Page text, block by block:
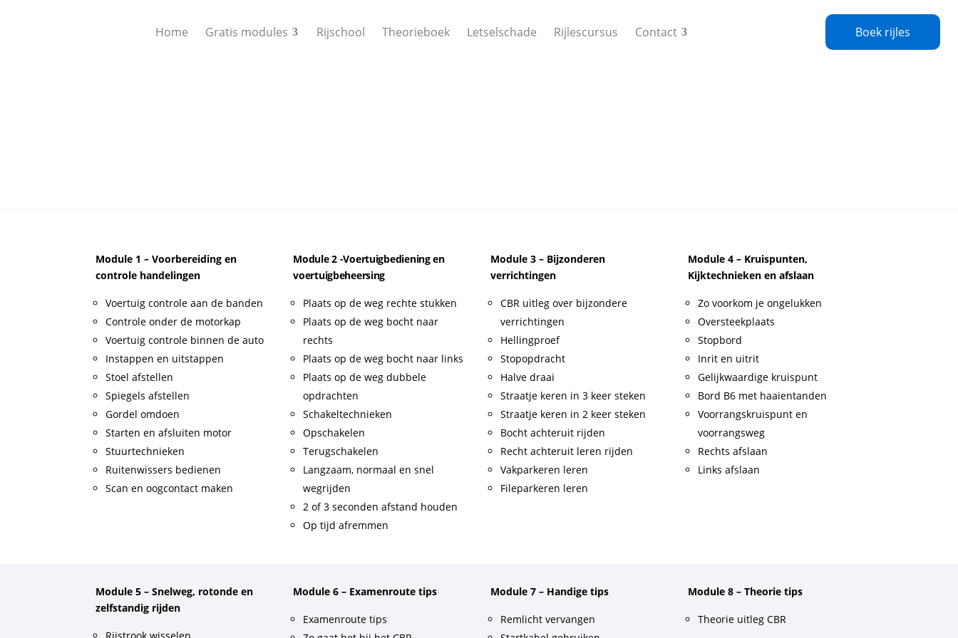
Home Gratis modules Rijschool Theorieboek Letselschade Rijlescursus Contact Boek rijles
Module 1 – Voorbereiding en
controle handelingen
Voertuig controle aan de banden
Controle onder de motorkap
Voertuig controle binnen de auto
Instappen en uitstappen
Stoel afstellen
Spiegels afstellen
Gordel omdoen
Starten en afsluiten motor
Stuurtechnieken
Ruitenwissers bedienen
Scan en oogcontact maken
Module 2 -Voertuigbediening en
voertuigbeheersing
Plaats op de weg rechte stukken
Plaats op de weg bocht naar
rechts
Plaats op de weg bocht naar links
Plaats op de weg dubbele
opdrachten
Schakeltechnieken
Opschakelen
Terugschakelen
Langzaam, normaal en snel
wegrijden
2 of 3 seconden afstand houden
Op tijd afremmen
Module 3 – Bijzonderen
verrichtingen
CBR uitleg over bijzondere
verrichtingen
Hellingproef
Stopopdracht
Halve draai
Straatje keren in 3 keer steken
Straatje keren in 2 keer steken
Bocht achteruit rijden
Recht achteruit leren rijden
Vakparkeren leren
Fileparkeren leren
Module 4 – Kruispunten,
Kijktechnieken en afslaan
Zo voorkom je ongelukken
Oversteekplaats
Stopbord
Inrit en uitrit
Gelijkwaardige kruispunt
Bord B6 met haaientanden
Voorrangskruispunt en
voorrangsweg
Rechts afslaan
Links afslaan
Module 5 – Snelweg, rotonde en
zelfstandig rijden
Module 6 – Examenroute tips
Examenroute tips
Module 7 – Handige tips
Remlicht vervangen
Module 8 – Theorie tips
Theorie uitleg CBR